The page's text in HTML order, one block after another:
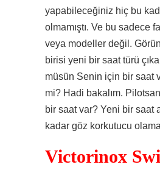
yapabileceğiniz hiç bu
olmamıştı. Ve bu sadece
veya modeller değil.
birisi yeni bir saat türü
müsün Senin için bir saat
mi? Hadi bakalım.
bir saat var? Yeni bir saat
kadar göz korkutucu
Victorinox